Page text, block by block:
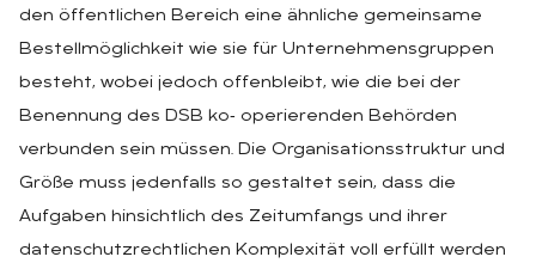
den öffentlichen Bereich eine ähnliche gemeinsame
Bestellmöglichkeit wie sie für Unternehmensgruppen
besteht, wobei jedoch offenbleibt, wie die bei der
Benennung des DSB ko‑ operierenden Behörden
verbunden sein müssen. Die Organisationsstruktur und
Größe muss jedenfalls so gestaltet sein, dass die
Aufgaben hinsichtlich des Zeitumfangs und ihrer
datenschutzrechtlichen Komplexität voll erfüllt werden